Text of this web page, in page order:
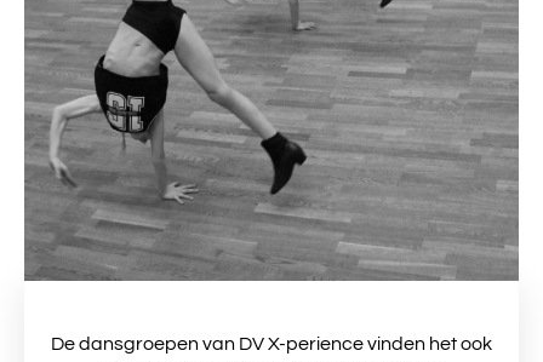
De dansgroepen van DV X-perience vinden het ook